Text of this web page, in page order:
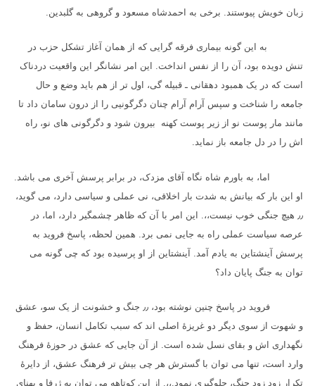
زبان خویش پیوستند. برخی به احمدشاه مسعود و گروهی به گلبدین.
به این گونه بیماری فرقه گرایی که از همان آغاز تشکل حزب در
تنش دویده بود، آن را از نفس انداخت. این امر نشانگر این واقعیت دردناک
است که در یک همبود دهقانی ـ قبیله گی، اول تر از هم باید وضع و حال
جامعه را شناخت و سپس آرام آرام چنان دگرگونیی را از درون سامان داد تا
مانند مار پوست نو از زیر پوست کهنه بیرون شود و دگرگونی های نو، راه
اش را در دل جامعه باز نماید.
اما، به باورم شاه نگاه آقای مزدک، در برابر پرسش آخری می باشد.
او این بار که بیانش به شدت بار اخلاقی، نی عملی و سیاسی دارد، می گوید،
٫٫ هیچ جنگی خوب نیست،،. این امر با آن که ظاهر چشمگیر دارد، اما، در
عرصه سیاست عملی راه به جایی نمی برد. همین لحظه، پاسخ فروید به
پرسش آینشتاین به یادم آمد. آینشتاین از او پرسیده بود که چی گونه می
توان به جنگ پایان داد؟
فروید در پاسخ چنین نوشته بود، ٫٫ جنگ و خشونت از یک سو، عشق
و شهوت از سوی دیگر دو غریزهٔ اصلی اند که سبب تکامل انسان، حفظ و
نگهداری اش و بقای نسل شده است. از آن جایی که عشق در حوزهٔ فرهنگ
وارد است، تنها می توان با گسترش هر چی بیش تر فرهنگ عشق، از دایرهٔ
تکرار زود زود جنگ، جلوگیری نمود.،،. از این کوتاهه می توان به ژرفا و پهنای